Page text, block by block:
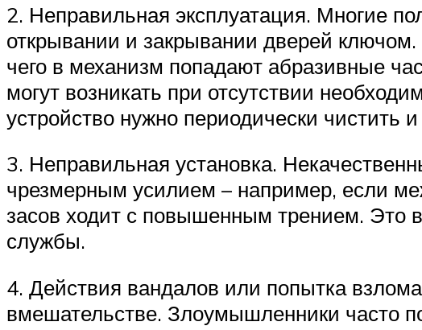
2. Неправильная эксплуатация. Многие
открывании и закрывании дверей
чего в механизм попадают абразивные
могут возникать при отсутствии
устройство нужно периодически чистить
3. Неправильная установка.
чрезмерным усилием – например, если
засов ходит с повышенным трением. Это
службы.
4. Действия вандалов или попытка
вмешательстве. Злоумышленники часто